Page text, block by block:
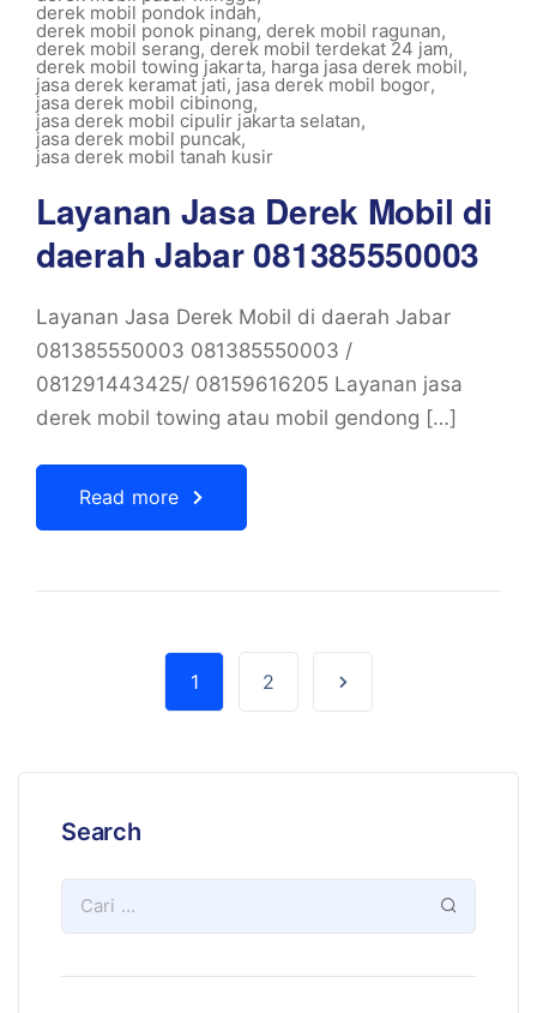
derek mobil pondok indah,
derek mobil ponok pinang, derek mobil ragunan,
derek mobil serang, derek mobil terdekat 24 jam,
derek mobil towing jakarta, harga jasa derek mobil,
jasa derek keramat jati, jasa derek mobil bogor,
jasa derek mobil cibinong,
jasa derek mobil cipulir jakarta selatan,
jasa derek mobil puncak,
jasa derek mobil tanah kusir
Layanan Jasa Derek Mobil di
daerah Jabar 081385550003
Layanan Jasa Derek Mobil di daerah Jabar
081385550003 081385550003 /
081291443425/ 08159616205 Layanan jasa
derek mobil towing atau mobil gendong […]
Read more
1 2
Search